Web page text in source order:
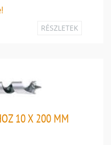
RÉSZLETEK
10 X 200 MM